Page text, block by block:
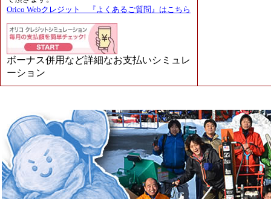
Orico Webクレジット 『よくあるご質問』はこちら
ボーナス併用など詳細なお支払いシミュレ
ーション